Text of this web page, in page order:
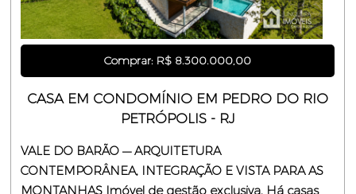
Comprar: R$ 8.300.000,00
CASA EM CONDOMÍNIO EM PEDRO DO RIO
PETRÓPOLIS - RJ
VALE DO BARÃO — ARQUITETURA
CONTEMPORÂNEA, INTEGRAÇÃO E VISTA PARA AS
MONTANHAS Imóvel de gestão exclusiva. Há casas